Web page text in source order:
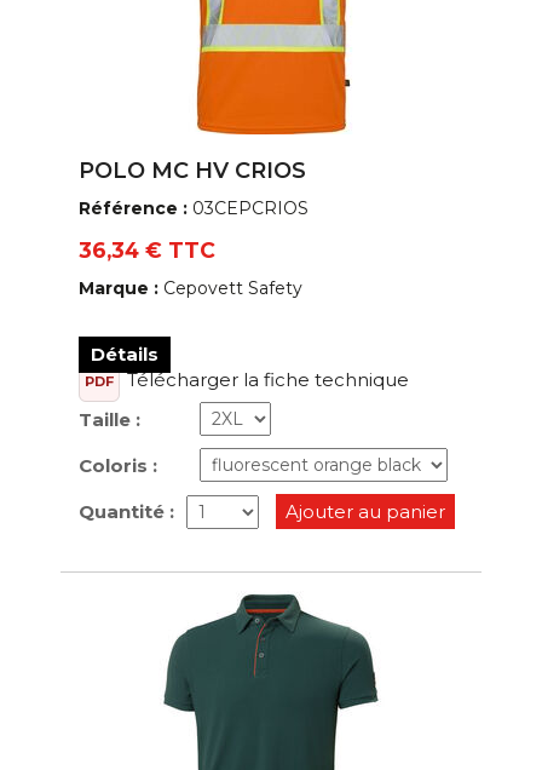
POLO MC HV CRIOS
Référence : 03CEPCRIOS
36,34 € TTC
Marque : Cepovett Safety
Détails
PDF
Télécharger la fiche technique
Taille :
Coloris :
Quantité : Ajouter au panier